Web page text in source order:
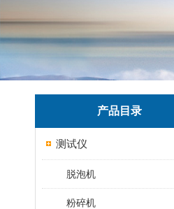
产品目录
测试仪
脱泡机
粉碎机